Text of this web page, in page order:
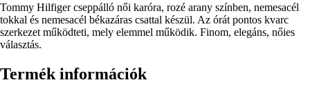
Rövid
leírás
Tommy Hilfiger cseppálló női karóra, rozé arany színben, nemesacél
tokkal és nemesacél békazáras csattal készül. Az órát pontos kvarc
szerkezet működteti, mely elemmel működik. Finom, elegáns, nőies
választás.
Termék információk